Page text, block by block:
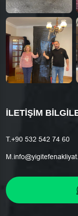
İLETIŞIM
T.+90 532 542 74 60
M.